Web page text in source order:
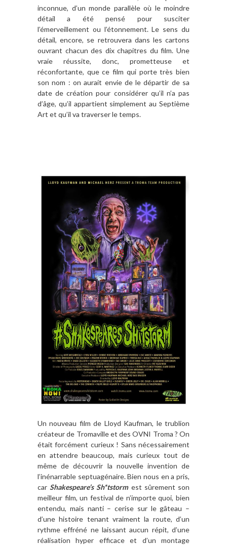
inconnue, d’un monde parallèle où le moindre
détail a été pensé pour susciter
l’émerveillement ou l’étonnement. Le sens du
détail, encore, se retrouvera dans les cartons
ouvrant chacun des dix chapitres du film. Une
vraie réussite, donc, prometteuse et
réconfortante, que ce film qui porte très bien
son nom : on aurait envie de le départir de sa
date de création pour considérer qu’il n’a pas
d’âge, qu’il appartient simplement au Septième
Art et qu’il va traverser le temps.
Un nouveau film de Lloyd Kaufman, le trublion
créateur de Tromaville et des OVNI Troma ? On
était forcément curieux ! Sans nécessairement
en attendre beaucoup, mais curieux tout de
même de découvrir la nouvelle invention de
l’inénarrable septuagénaire. Bien nous en a pris,
carShakespeare’s Sh*tstormest sûrement son
meilleur film, un festival de n’importe quoi, bien
entendu, mais nanti – cerise sur le gâteau –
d’une histoire tenant vraiment la route, d’un
rythme effréné ne laissant aucun répit, d’une
réalisation hyper efficace et d’un montage